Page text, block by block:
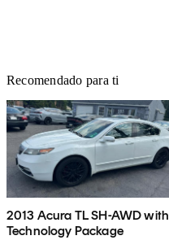
Recomendado para ti
2013 Acura TL SH-AWD with
Technology Package